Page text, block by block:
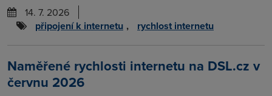
14. 7. 2026
připojení k internetu , rychlost internetu
Naměřené rychlosti internetu na DSL.cz v
červnu 2026